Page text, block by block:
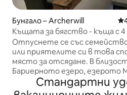
Бунгало – Archerwill
Къщата за бягство - къща с 4
и просторен двор
Отпуснете се със
или приятелите си в това
място за отсядане. В близост до
Бариерното езеро, езерото
и езерото Грийнуотър. Идеално
място за престой за
Стандартни